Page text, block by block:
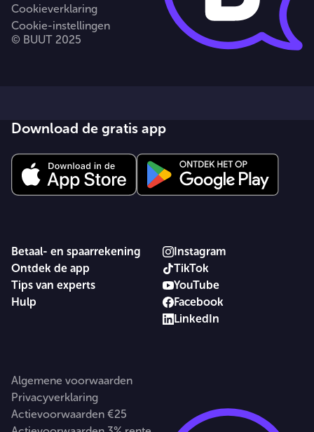
Cookieverklaring
Cookie-instellingen
© BUUT 2025
Download de gratis app
Betaal- en spaarrekening
Ontdek de app
Tips van experts
Hulp
Instagram
TikTok
YouTube
Facebook
LinkedIn
Algemene voorwaarden
Privacyverklaring
Actievoorwaarden €25